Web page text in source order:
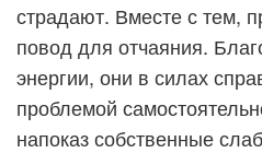
страдают. Вместе с тем,
повод для отчаяния.
энергии, они в силах
проблемой
напоказ собственные